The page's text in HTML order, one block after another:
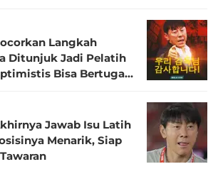
Langkah
Ditunjuk Jadi Pelatih
Bisa Bertugas
Jawab Isu Latih
Menarik, Siap